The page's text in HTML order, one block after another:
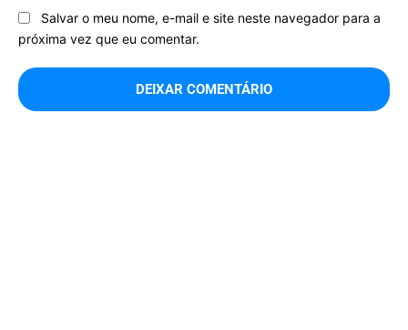
Salvar o meu nome, e-mail e site neste navegador para a
próxima vez que eu comentar.